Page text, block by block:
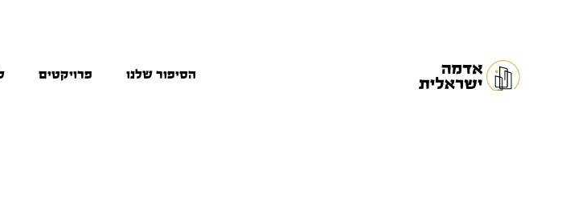
הסיפור שלנו פרויקטים